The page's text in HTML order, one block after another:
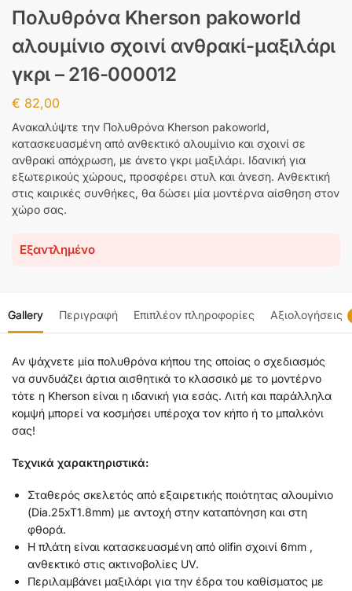
Πολυθρόνα Kherson pakoworld
αλουμίνιο σχοινί ανθρακί-μαξιλάρι
γκρι – 216-000012
€ 82,00
Ανακαλύψτε την Πολυθρόνα Kherson pakoworld,
κατασκευασμένη από ανθεκτικό αλουμίνιο και σχοινί σε
ανθρακί απόχρωση, με άνετο γκρι μαξιλάρι. Ιδανική για
εξωτερικούς χώρους, προσφέρει στυλ και άνεση. Ανθεκτική
στις καιρικές συνθήκες, θα δώσει μία μοντέρνα αίσθηση στον
χώρο σας.
Εξαντλημένο
Gallery Περιγραφή Επιπλέον πληροφορίες Αξιολογήσεις
Αν ψάχνετε μία πολυθρόνα κήπου της οποίας ο σχεδιασμός
να συνδυάζει άρτια αισθητικά το κλασσικό με το μοντέρνο
τότε η Kherson είναι η ιδανική για εσάς. Λιτή και παράλληλα
κομψή μπορεί να κοσμήσει υπέροχα τον κήπο ή το μπαλκόνι
σας!
Τεχνικά χαρακτηριστικά:
Σταθερός σκελετός από εξαιρετικής ποιότητας αλουμίνιο
(Dia.25xT1.8mm) με αντοχή στην καταπόνηση και στη
φθορά.
Η πλάτη είναι κατασκευασμένη από olifin σχοινί 6mm ,
ανθεκτικό στις ακτινοβολίες UV.
Περιλαμβάνει μαξιλάρι για την έδρα του καθίσματος με